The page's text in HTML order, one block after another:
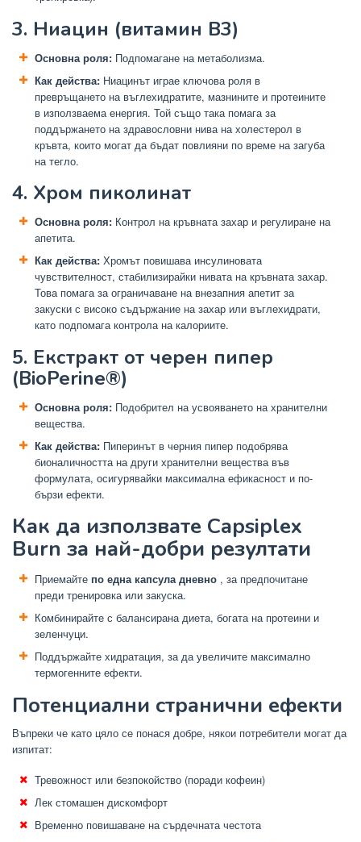
3. Ниацин (витамин B3)
Основна роля: Подпомагане на метаболизма.
Как действа: Ниацинът играе ключова роля в
превръщането на въглехидратите, мазнините и протеините
в използваема енергия. Той също така помага за
поддържането на здравословни нива на холестерол в
кръвта, които могат да бъдат повлияни по време на загуба
на тегло.
4. Хром пиколинат
Основна роля: Контрол на кръвната захар и регулиране на
апетита.
Как действа: Хромът повишава инсулиновата
чувствителност, стабилизирайки нивата на кръвната захар.
Това помага за ограничаване на внезапния апетит за
закуски с високо съдържание на захар или въглехидрати,
като подпомага контрола на калориите.
5. Екстракт от черен пипер
(BioPerine®)
Основна роля: Подобрител на усвояването на хранителни
вещества.
Как действа: Пиперинът в черния пипер подобрява
бионаличността на други хранителни вещества във
формулата, осигурявайки максимална ефикасност и по-
бързи ефекти.
Как да използвате Capsiplex
Burn за най-добри резултати
Приемайте по една капсула дневно , за предпочитане
преди тренировка или закуска.
Комбинирайте с балансирана диета, богата на протеини и
зеленчуци.
Поддържайте хидратация, за да увеличите максимално
термогенните ефекти.
Потенциални странични ефекти
Въпреки че като цяло се понася добре, някои потребители могат да
изпитат:
Тревожност или безпокойство (поради кофеин)
Лек стомашен дискомфорт
Временно повишаване на сърдечната честота